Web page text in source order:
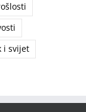
i svijet